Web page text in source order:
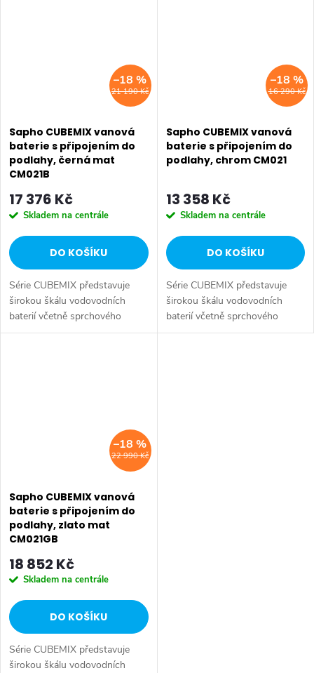
21 190 Kč
–18 %
Sapho CUBEMIX vanová
baterie s připojením do
podlahy, černá mat
CM021B
17 376 Kč
Skladem na centrále
DO KOŠÍKU
Série CUBEMIX představuje
širokou škálu vodovodních
baterií včetně sprchového
systému s ruční a hlavovou
16 290 Kč
–18 %
Sapho CUBEMIX vanová
baterie s připojením do
podlahy, chrom CM021
13 358 Kč
Skladem na centrále
DO KOŠÍKU
Série CUBEMIX představuje
širokou škálu vodovodních
baterií včetně sprchového
systému s ruční a hlavovou
22 990 Kč
–18 %
Sapho CUBEMIX vanová
baterie s připojením do
podlahy, zlato mat
CM021GB
18 852 Kč
Skladem na centrále
DO KOŠÍKU
Série CUBEMIX představuje
širokou škálu vodovodních